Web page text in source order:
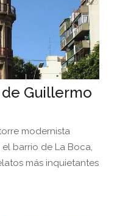
Guillermo
modernista
barrio de La Boca,
más inquietantes